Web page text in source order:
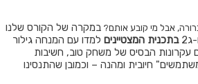
אבל מי קובע אותם? במקרה של הקורס שלנו
בתכנית המצטיינים למדו עם המנחה גילור
עקרונות הבסיס של משחק טוב, חשיבות
"משתמשים" חיובית ומהנה – וכמובן שהתנסינו